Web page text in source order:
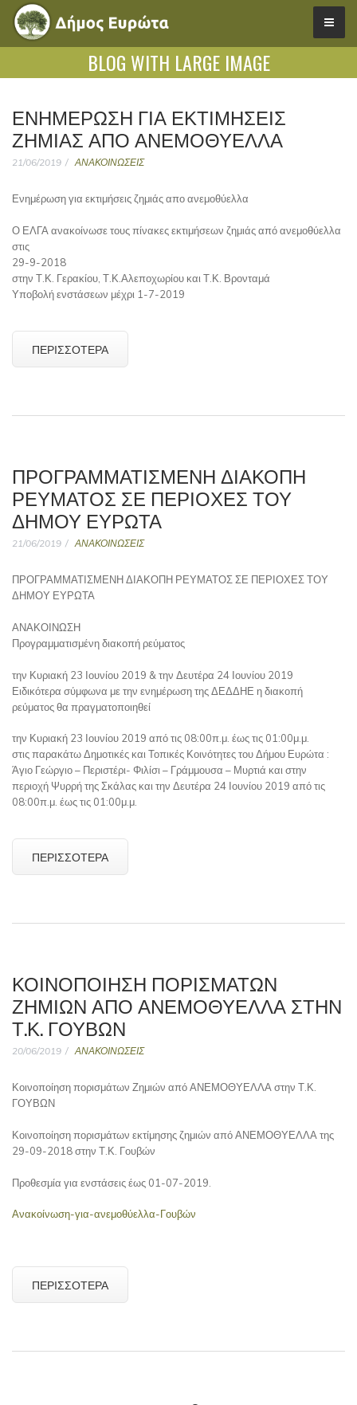
BLOG WITH LARGE IMAGE
ΕΝΗΜΈΡΩΣΗ ΓΙΑ ΕΚΤΙΜΉΣΕΙΣ
ΖΗΜΙΆΣ ΑΠΟ ΑΝΕΜΟΘΎΕΛΛΑ
21/06/2019 ΑΝΑΚΟΙΝΩΣΕΙΣ
Ενημέρωση για εκτιμήσεις ζημιάς απο ανεμοθύελλα
Ο ΕΛΓΑ ανακοίνωσε τους πίνακες εκτιμήσεων ζημιάς από ανεμοθύελλα
στις
29-9-2018
στην Τ.Κ. Γερακίου, Τ.Κ.Αλεποχωρίου και Τ.Κ. Βρονταμά
Υποβολή ενστάσεων μέχρι 1-7-2019
ΠΕΡΙΣΣΌΤΕΡΑ
ΠΡΟΓΡΑΜΜΑΤΙΣΜΕΝΗ ΔΙΑΚΟΠΗ
ΡΕΥΜΑΤΟΣ ΣΕ ΠΕΡΙΟΧΕΣ ΤΟΥ
ΔΗΜΟΥ ΕΥΡΩΤΑ
21/06/2019 ΑΝΑΚΟΙΝΩΣΕΙΣ
ΠΡΟΓΡΑΜΜΑΤΙΣΜΕΝΗ ΔΙΑΚΟΠΗ ΡΕΥΜΑΤΟΣ ΣΕ ΠΕΡΙΟΧΕΣ ΤΟΥ
ΔΗΜΟΥ ΕΥΡΩΤΑ
ΑΝΑΚΟΙΝΩΣΗ
Προγραμματισμένη διακοπή ρεύματος
την Κυριακή 23 Ιουνίου 2019 & την Δευτέρα 24 Ιουνίου 2019
Ειδικότερα σύμφωνα με την ενημέρωση της ΔΕΔΔΗΕ η διακοπή
ρεύματος θα πραγματοποιηθεί
την Κυριακή 23 Ιουνίου 2019 από τις 08:00π.μ. έως τις 01:00μ.μ.
στις παρακάτω Δημοτικές και Τοπικές Κοινότητες του Δήμου Ευρώτα :
Άγιο Γεώργιο – Περιστέρι- Φιλίσι – Γράμμουσα – Μυρτιά και στην
περιοχή Ψυρρή της Σκάλας και την Δευτέρα 24 Ιουνίου 2019 από τις
08:00π.μ. έως τις 01:00μ.μ.
ΠΕΡΙΣΣΌΤΕΡΑ
ΚΟΙΝΟΠΟΊΗΣΗ ΠΟΡΙΣΜΆΤΩΝ
ΖΗΜΙΏΝ ΑΠΌ ΑΝΕΜΟΘΥΕΛΛΑ ΣΤΗΝ
Τ.Κ. ΓΟΥΒΩΝ
20/06/2019 ΑΝΑΚΟΙΝΩΣΕΙΣ
Κοινοποίηση πορισμάτων Ζημιών από ΑΝΕΜΟΘΥΕΛΛΑ στην Τ.Κ.
ΓΟΥΒΩΝ
Κοινοποίηση πορισμάτων εκτίμησης ζημιών από ΑΝΕΜΟΘΥΕΛΛΑ της
29-09-2018 στην Τ.Κ. Γουβών
Προθεσμία για ενστάσεις έως 01-07-2019.
Ανακοίνωση-για-ανεμοθύελλα-Γουβών
ΠΕΡΙΣΣΌΤΕΡΑ